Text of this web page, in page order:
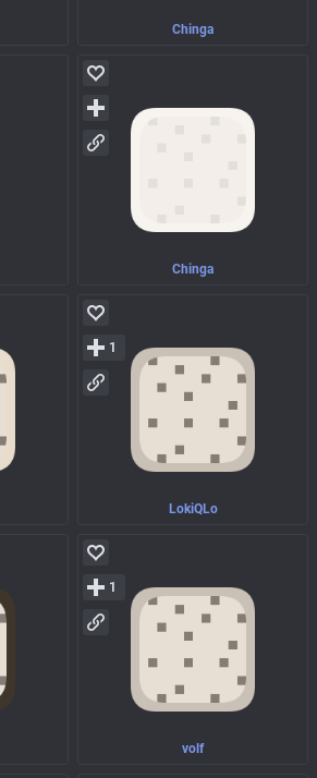
Chinga
Chinga
LokiQLo
1
volf
1